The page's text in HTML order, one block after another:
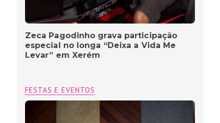
Zeca Pagodinho grava participação
especial no longa “Deixa a Vida Me
Levar” em Xerém
FESTAS E EVENTOS